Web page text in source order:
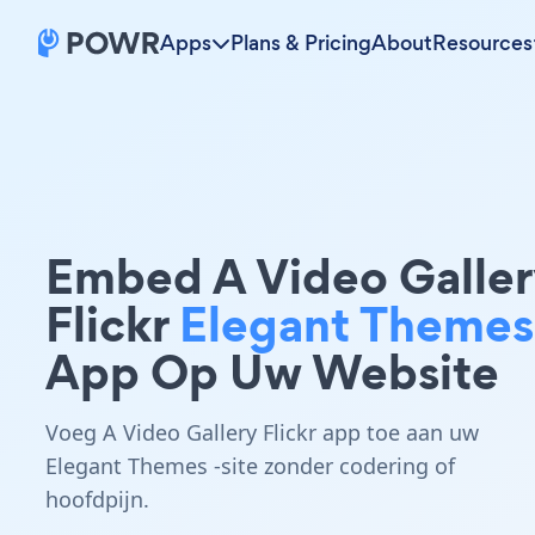
Apps Plans & PricingAboutResources
Embed A Video
FlickrElegant Themes
App Op Uw Website
Voeg A Video Gallery Flickr app toe aan uw
Elegant Themes -site zonder codering of
hoofdpijn.